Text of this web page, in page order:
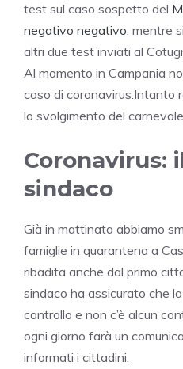
test sul caso sospetto del
negativo negativo, mentre
altri due test inviati al
Al momento in Campania
caso di
lo svolgimento del
Coronavirus:
sindaco
Già in mattinata abbiamo
famiglie in quarantena a
ribadita anche dal primo
sindaco ha assicurato che
controllo e non c’è alcun
ogni giorno farà un
informati i cittadini.